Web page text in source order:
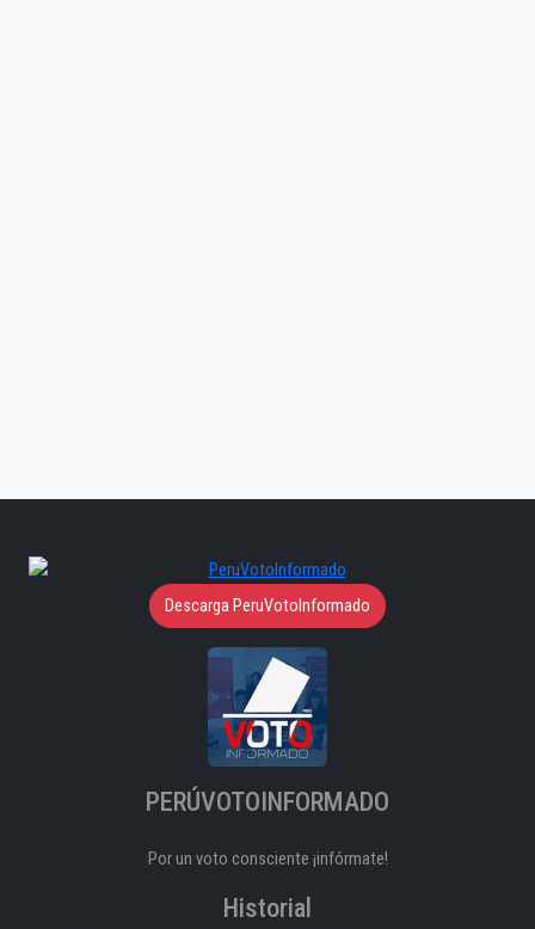
Descarga PeruVotoInformado
PERÚVOTOINFORMADO
Por un voto consciente ¡infórmate!
Historial